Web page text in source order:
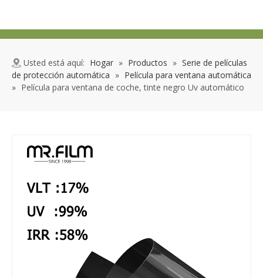
Usted está aquí: Hogar » Productos » Serie de películas
de protección automática » Película para ventana automática
» Película para ventana de coche, tinte negro Uv automático